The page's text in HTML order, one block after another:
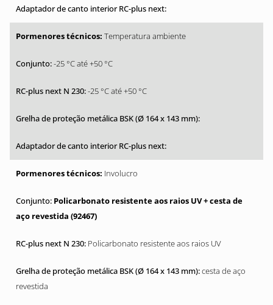
Temperatura ambiente
-25 °C até +50 °C
-25 °C até +50 °C
Involucro
Policarbonato resistente aos raios UV + cesta de
aço revestida (92467)
Policarbonato resistente aos raios UV
cesta de aço
revestida